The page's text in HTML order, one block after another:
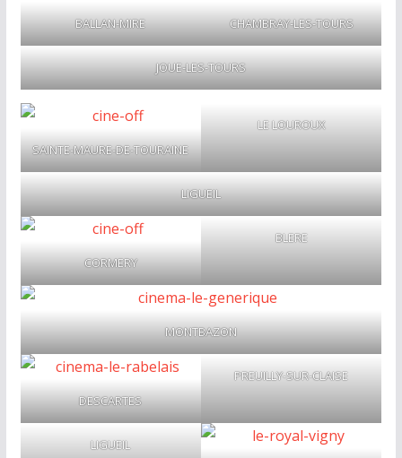
BALLAN-MIRE CHAMBRAY-LES-TOURS
JOUE-LES-TOURS
SAINTE-MAURE-DE-TOURAINE
LE LOUROUX
LIGUEIL
CORMERY
BLERE
MONTBAZON
DESCARTES
PREUILLY-SUR-CLAISE
LIGUEIL